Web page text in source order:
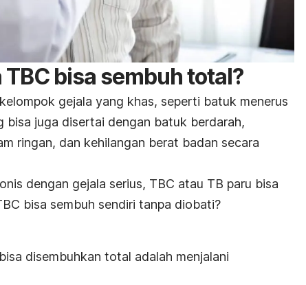
bisa sembuh total?
gejala yang khas, seperti batuk menerus
bisa juga disertai dengan batuk berdarah,
ringan, dan kehilangan berat badan secara
dengan gejala serius, TBC atau TB paru bisa
bisa sembuh sendiri tanpa diobati?
disembuhkan total adalah menjalani